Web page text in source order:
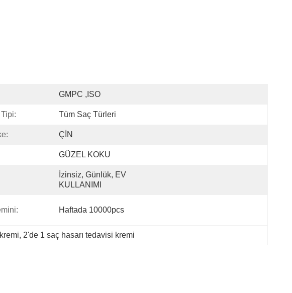
GMPC ,ISO
Tüm Saç Türleri
ÇİN
GÜZEL KOKU
İzinsiz, Günlük, EV
KULLANIMI
Haftada 10000pcs
, 2'de 1 saç hasarı tedavisi kremi